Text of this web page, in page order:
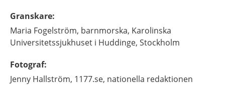
Granskare:
Maria Fogelström, barnmorska, Karolinska
Universitetssjukhuset i Huddinge, Stockholm
Fotograf:
Jenny Hallström, 1177.se, nationella redaktionen